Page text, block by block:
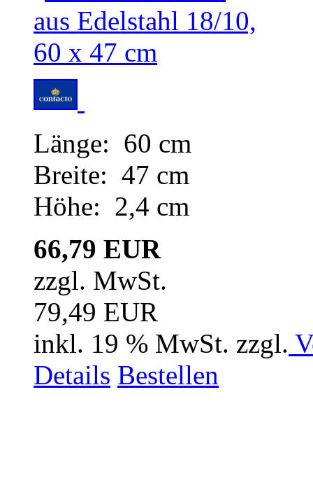
Länge: 60 cm
Breite: 47 cm
Höhe: 2,4 cm
66,79 EUR
zzgl. MwSt.
79,49 EUR
inkl. 19 % MwSt. zzgl.
Details Bestellen